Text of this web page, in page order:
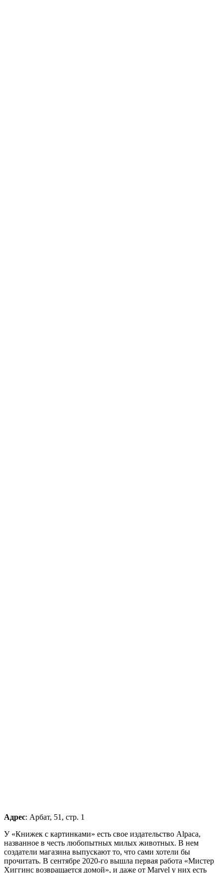
Адрес: Арбат, 51, стр. 1
У «Книжек с картинками» есть свое издательство Alpaca,
названное в честь любопытных милых животных. В нем
создатели магазина выпускают то, что сами хотели бы
прочитать. В сентябре 2020-го вышла первая работа «Мистер
Хиггинс возвращается домой», и даже от Marvel у них есть